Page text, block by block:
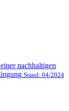
nachhaltigen
Stand: 04/2024